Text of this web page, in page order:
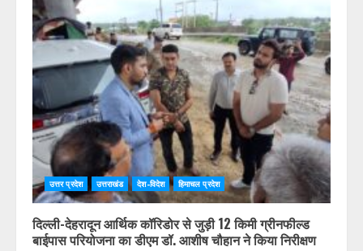
उत्तर प्रदेश उत्तराखंड देश-विदेश हिमाचल प्रदेश
दिल्ली-देहरादून आर्थिक कॉरिडोर से जुड़ी 12 किमी ग्रीनफील्ड
बाईपास परियोजना का डीएम डॉ. आशीष चौहान ने किया निरीक्षण